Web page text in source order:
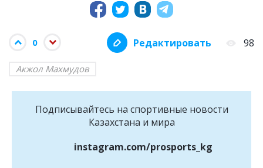
0 Редактировать 98
Акжол Махмудов
Подписывайтесь на cпортивные новости
Казахстана и мира
instagram.com/prosports_kg